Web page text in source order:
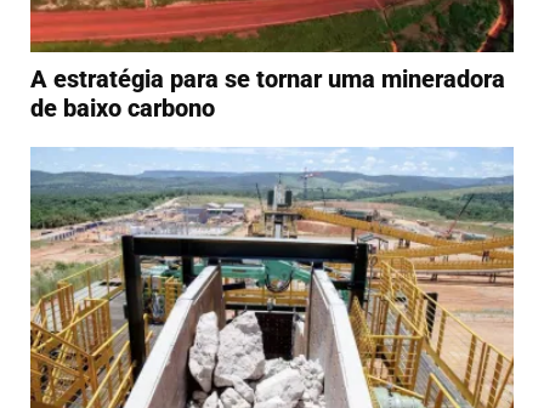
A estratégia para se tornar uma mineradora
de baixo carbono